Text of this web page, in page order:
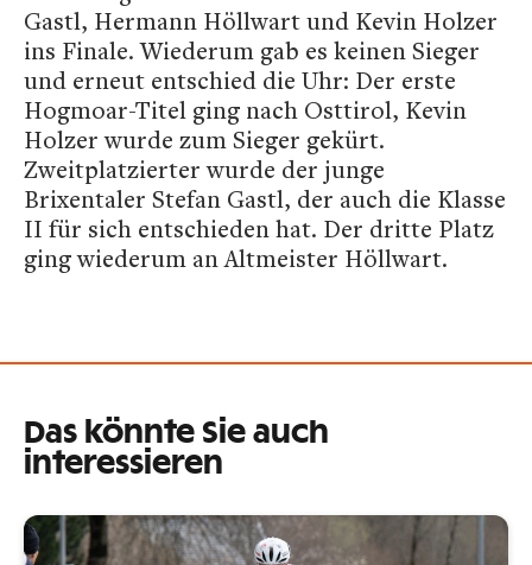
Gastl, Hermann Höllwart und Kevin Holzer
ins Finale. Wiederum gab es keinen Sieger
und erneut entschied die Uhr: Der erste
Hogmoar-Titel ging nach Osttirol, Kevin
Holzer wurde zum Sieger gekürt.
Zweitplatzierter wurde der junge
Brixentaler Stefan Gastl, der auch die Klasse
II für sich entschieden hat. Der dritte Platz
ging wiederum an Altmeister Höllwart.
Das könnte Sie auch
interessieren